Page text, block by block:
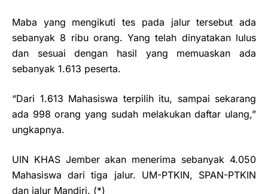
Maba yang mengikuti tes pada jalur tersebut ada
sebanyak 8 ribu orang. Yang telah dinyatakan lulus
dan sesuai dengan hasil yang memuaskan ada
sebanyak 1.613 peserta.
“Dari 1.613 Mahasiswa terpilih itu, sampai sekarang
ada 998 orang yang sudah melakukan daftar ulang,”
ungkapnya.
UIN KHAS Jember akan menerima sebanyak 4.050
Mahasiswa dari tiga jalur. UM-PTKIN, SPAN-PTKIN
dan jalur Mandiri. (*)